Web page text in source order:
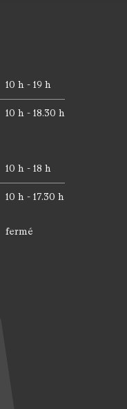
10 h - 19 h
10 h - 18.30 h
10 h - 18 h
10 h - 17.30 h
fermé